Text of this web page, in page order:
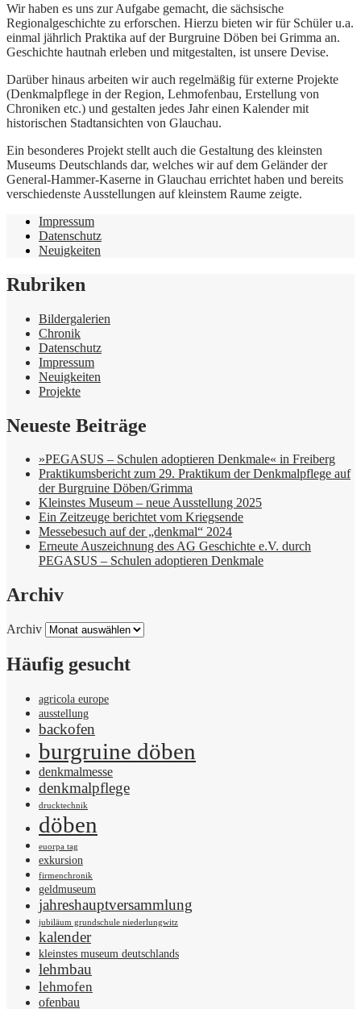
Wir haben es uns zur Aufgabe gemacht, die sächsische
Regionalgeschichte zu erforschen. Hierzu bieten wir für Schüler u.a.
einmal jährlich Praktika auf der Burgruine Döben bei Grimma an.
Geschichte hautnah erleben und mitgestalten, ist unsere Devise.
Darüber hinaus arbeiten wir auch regelmäßig für externe Projekte
(Denkmalpflege in der Region, Lehmofenbau, Erstellung von
Chroniken etc.) und gestalten jedes Jahr einen Kalender mit
historischen Stadtansichten von Glauchau.
Ein besonderes Projekt stellt auch die Gestaltung des kleinsten
Museums Deutschlands dar, welches wir auf dem Geländer der
General-Hammer-Kaserne in Glauchau errichtet haben und bereits
verschiedenste Ausstellungen auf kleinstem Raume zeigte.
Impressum
Datenschutz
Neuigkeiten
Rubriken
Bildergalerien
Chronik
Datenschutz
Impressum
Neuigkeiten
Projekte
Neueste Beiträge
»PEGASUS – Schulen adoptieren Denkmale« in Freiberg
Praktikumsbericht zum 29. Praktikum der Denkmalpflege auf
der Burgruine Döben/Grimma
Kleinstes Museum – neue Ausstellung 2025
Ein Zeitzeuge berichtet vom Kriegsende
Messebesuch auf der „denkmal“ 2024
Erneute Auszeichnung des AG Geschichte e.V. durch
PEGASUS – Schulen adoptieren Denkmale
Archiv
Archiv
Häufig gesucht
agricola europe
ausstellung
backofen
burgruine döben
denkmalmesse
denkmalpflege
drucktechnik
döben
euorpa tag
exkursion
firmenchronik
geldmuseum
jahreshauptversammlung
jubiläum grundschule niederlungwitz
kalender
kleinstes museum deutschlands
lehmbau
lehmofen
ofenbau